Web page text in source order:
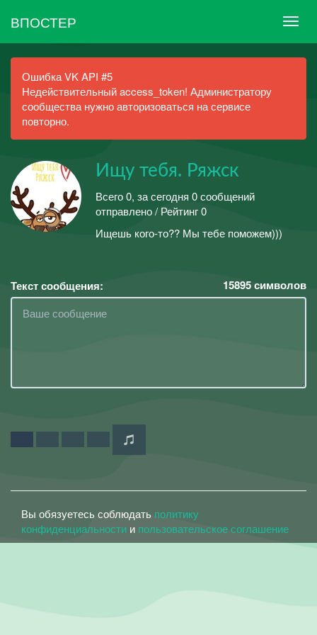
ВПОСТЕР
Ошибка VK API #5
Недействительный access_token! Администратору
сообщества нужно авторизоваться на сервисе
повторно.
Ищу тебя. Ряжск
Всего 0, за сегодня 0 сообщений
отправлено / Рейтинг 0
Ищешь кого-то?? Мы тебе поможем)))
Текст сообщения: 15895символов
Вы обязуетесь соблюдать политику
конфиденциальности и пользовательское соглашение